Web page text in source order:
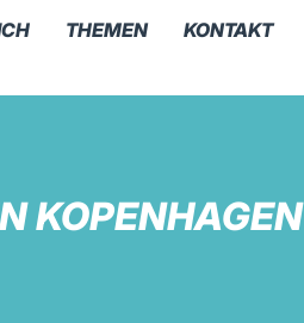
THEMEN KONTAKT
KOPENHAGEN